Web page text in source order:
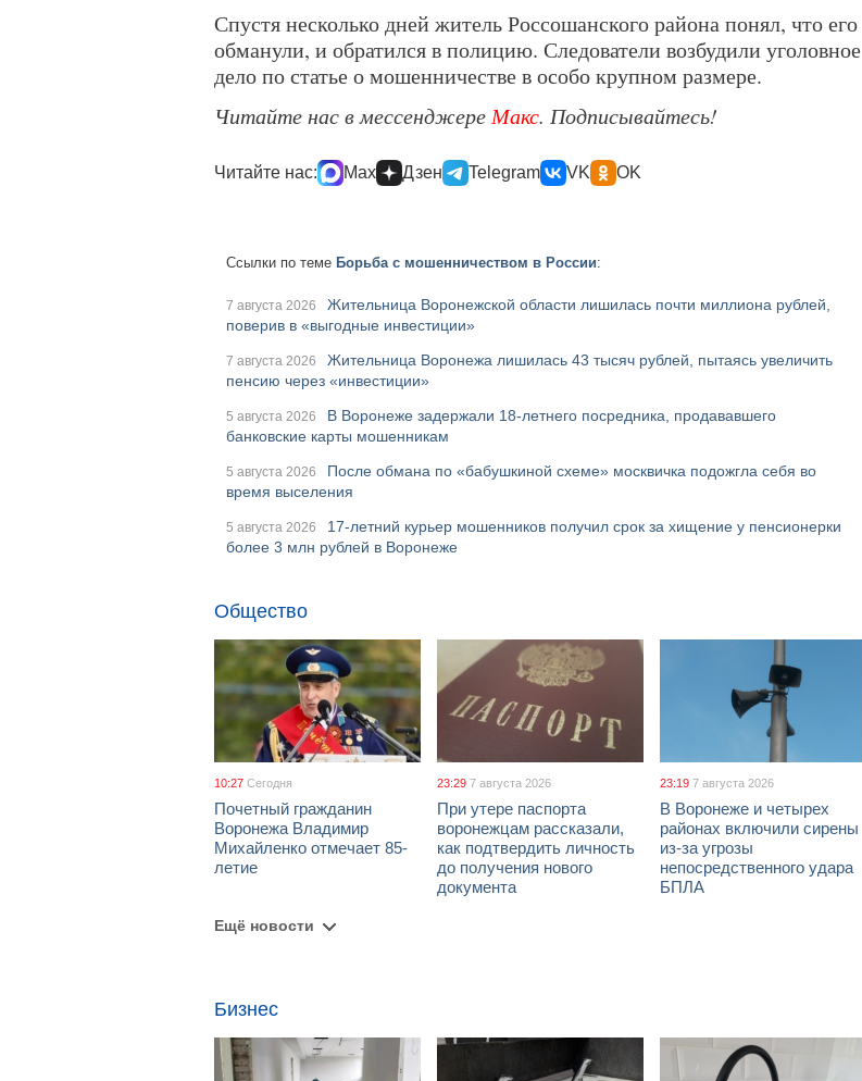
Спустя несколько дней житель Россошанского района понял, что его
обманули, и обратился в полицию. Следователи возбудили уголовное
дело по статье о мошенничестве в особо крупном размере.
Читайте нас в мессенджере Макс. Подписывайтесь!
Читайте нас: Max Дзен Telegram VK OK
Ссылки по теме Борьба с мошенничеством в России:
7 августа 2026
Жительница Воронежской области лишилась почти миллиона рублей,
поверив в «выгодные инвестиции»
7 августа 2026
Жительница Воронежа лишилась 43 тысяч рублей, пытаясь увеличить
пенсию через «инвестиции»
5 августа 2026
В Воронеже задержали 18-летнего посредника, продававшего
банковские карты мошенникам
5 августа 2026
После обмана по «бабушкиной схеме» москвичка подожгла себя во
время выселения
5 августа 2026
17-летний курьер мошенников получил срок за хищение у пенсионерки
более 3 млн рублей в Воронеже
Общество
10:27 Сегодня
Почетный гражданин
Воронежа Владимир
Михайленко отмечает 85-
летие
23:29 7 августа 2026
При утере паспорта
воронежцам рассказали,
как подтвердить личность
до получения нового
документа
23:19 7 августа 2026
В Воронеже и четырех
районах включили сирены
из-за угрозы
непосредственного удара
БПЛА
Ещё новости
Бизнес